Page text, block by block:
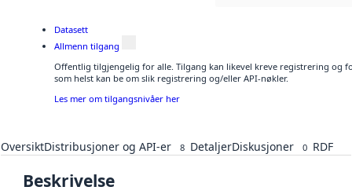
Datasett
Allmenn tilgang
Offentlig tilgjengelig for alle. Tilgang kan likevel kreve registrering og
som helst kan be om slik registrering og/eller API-nøkler.
Les mer om tilgangsnivåer her
OversiktDistribusjoner og API-er 8 DetaljerDiskusjoner 0 RDF
Beskrivelse